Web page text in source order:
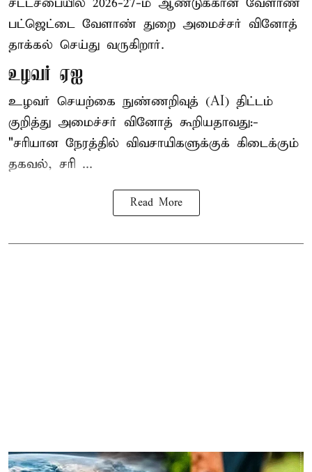
சட்டசபையில் 2026-27-ம் ஆண்டுக்கான வேளாண்
பட்ஜெட்டை வேளாண் துறை அமைச்சர் வினோத்
தாக்கல் செய்து வருகிறார்.
உழவர் ஏஐ
உழவர் செயற்கை நுண்ணறிவுத் (AI) திட்டம்
குறித்து அமைச்சர் வினோத் கூறியதாவது:-
"சரியான நேரத்தில் விவசாயிகளுக்குக் கிடைக்கும்
தகவல், சரி ...
Read More